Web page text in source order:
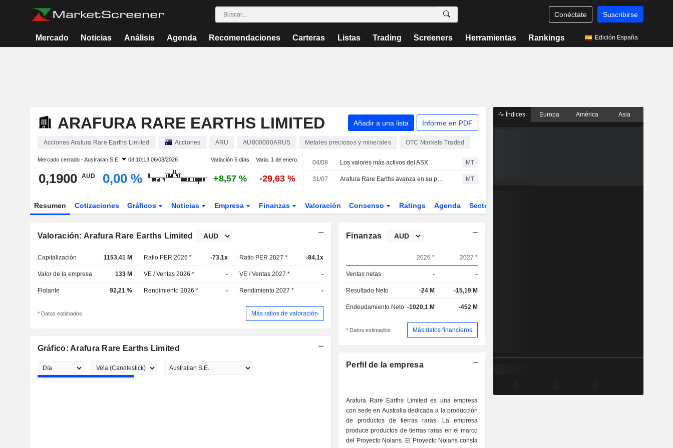
Conéctate Suscribirse
Mercado Noticias Análisis Agenda Recomendaciones Carteras Listas Trading Screeners Herramientas Rankings Edición España
ARAFURA RARE EARTHS LIMITED Añadir a una lista Informe en PDF
Acciones Arafura Rare Earths Limited Acciones ARU AU000000ARU5 Metales preciosos y minerales OTC Markets Traded
Mercado cerrado -Australian S.E. 08:10:13 06/08/2026 Variación 5 días Varia. 1 de enero.
0,1900 AUD 0,00 % +8,57 % -29,63 %
04/08 Los valores más activos del ASX MT
31/07 Arafura Rare Earths avanza en su proyecto del Territorio del Norte durante el segundo trimestre; sus acciones suben un 4% MT
Resumen Cotizaciones Gráficos Noticias Empresa Finanzas Valoración Consenso Ratings Agenda Sector
Valoración: Arafura Rare Earths Limited
Capitalización 1153,41 M Ratio PER 2026 * -73,1x Ratio PER 2027 * -84,1x
Valor de la empresa 133 M VE / Ventas 2026 * - VE / Ventas 2027 * -
Flotante 92,21 % Rendimiento 2026 * - Rendimiento 2027 * -
* Datos estimados Más ratios de valoración
Gráfico: Arafura Rare Earths Limited
Finanzas
2026 * 2027 *
Ventas netas - -
Resultado Neto -24 M -15,19 M
Endeudamiento Neto -1020,1 M -452 M
* Datos estimados Más datos financieros
Perfil de la empresa
Arafura Rare Earths Limited es una empresa
con sede en Australia dedicada a la producción
de productos de tierras raras. La empresa
produce productos de tierras raras en el marco
del Proyecto Nolans. El Proyecto Nolans consta
Índices Europa América Asia